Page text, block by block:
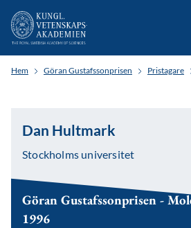
Hem Göran Gustafssonprisen Pristagare
Dan Hultmark
Stockholms universitet
Göran Gustafssonprisen -
1996